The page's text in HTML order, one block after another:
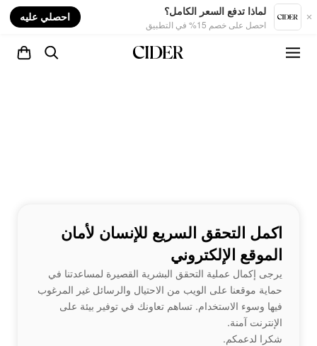
لماذا تدفع السعر الكامل؟
احصل على خصم 15% في التطبيق
احصلي عليه
اكمل التحقق السريع للإنسان لأمان
الموقع الإلكتروني
يرجى إكمال عملية التحقق البشرية القصيرة لمساعدتنا في
حماية موقعنا على الويب من الاحتيال والرسائل غير المرغوب
فيها وسوء الاستخدام. تساهم تعاونك في توفير بيئة على
الإنترنت آمنة.
شكرا لدعمكم.